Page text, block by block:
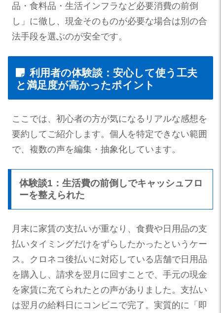
品・食料品・生活インフラなど必要消費の前倒
し」に徹し、現金そのものが必要な場合は別の合
法手段を選ぶのが安全です。
利用者の体験談：安心して使う工夫
と満足度が高かったポイント
ここでは、初心者の方が気になるリアルな感想を
要約してご紹介します。個人を特定できない範囲
で、複数の声を編集・抽象化しています。
体験談1：生活費の前倒しでキャッシュフロ
ーを整えられた
月末に家賃の支払いが重なり、食費や日用品の支
払いタイミングだけをずらしたかったというケー
ス。クロネコ後払いに対応している店舗で日用品
を購入し、請求を翌月に回すことで、手元の現金
を家賃に充てられたとの声がありました。支払い
は翌月の給料日にコンビニで完了。実質的に「即